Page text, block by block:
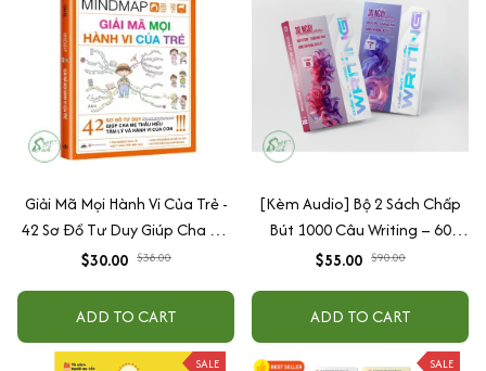
Giải Mã Mọi Hành Vi Của Trẻ -
42 Sơ Đồ Tư Duy Giúp Cha Mẹ
Thấu Hiểu Tâm Lý Và Hành Vi
$30.00 $38.00
ADD TO CART
[Kèm Audio] Bộ 2 Sách Chấp
Bút 1000 Câu Writing – 60
Ngày Gieo Trồng Tư Duy
$55.00 $90.00
ADD TO CART
SALE SALE